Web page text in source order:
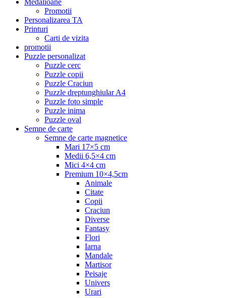
Medalioane
Promotii
Personalizarea TA
Printuri
Carti de vizita
promotii
Puzzle personalizat
Puzzle cerc
Puzzle copii
Puzzle Craciun
Puzzle dreptunghiular A4
Puzzle foto simple
Puzzle inima
Puzzle oval
Semne de carte
Semne de carte magnetice
Mari 17×5 cm
Medii 6,5×4 cm
Mici 4×4 cm
Premium 10×4,5cm
Animale
Citate
Copii
Craciun
Diverse
Fantasy
Flori
Iarna
Mandale
Martisor
Peisaje
Univers
Urari